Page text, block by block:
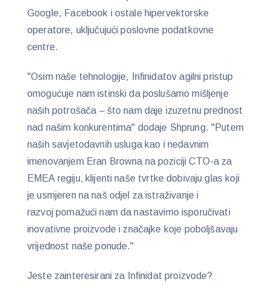
Google, Facebook i ostale hipervektorske
operatore, uključujući poslovne podatkovne
centre.
"Osim naše tehnologije, Infinidatov agilni pristup
omogućuje nam istinski da poslušamo mišljenje
naših potrošača – što nam daje izuzetnu prednost
nad našim konkurentima" dodaje Shprung. "Putem
naših savjetodavnih usluga kao i nedavnim
imenovanjem Eran Browna na poziciji CTO-a za
EMEA regiju, klijenti naše tvrtke dobivaju glas koji
je usmjeren na naš odjel za istraživanje i
razvoj pomažući nam da nastavimo isporučivati ​​
inovativne proizvode i značajke koje poboljšavaju
vrijednost naše ponude."
Jeste zainteresirani za Infinidat proizvode?